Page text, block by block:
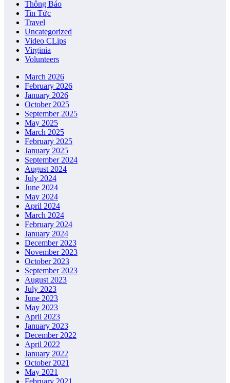
Thông Báo
Tin Tức
Travel
Uncategorized
Video CLips
Virginia
Volunteers
March 2026
February 2026
January 2026
October 2025
September 2025
May 2025
March 2025
February 2025
January 2025
September 2024
August 2024
July 2024
June 2024
May 2024
April 2024
March 2024
February 2024
January 2024
December 2023
November 2023
October 2023
September 2023
August 2023
July 2023
June 2023
May 2023
April 2023
January 2023
December 2022
April 2022
January 2022
October 2021
May 2021
February 2021